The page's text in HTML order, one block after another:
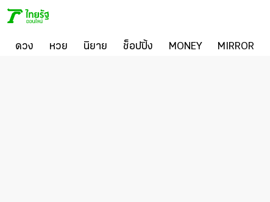
ดวง หวย นิยาย ช็อปปิ้ง MONEY MIRROR